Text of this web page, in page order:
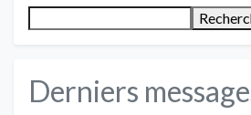
Derniers